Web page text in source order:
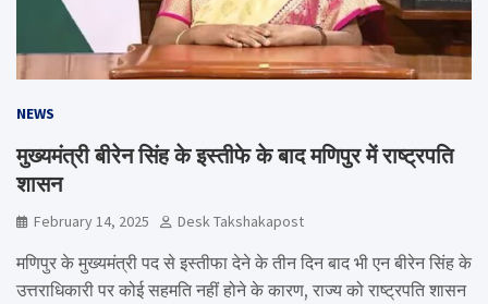
NEWS
मुख्यमंत्री बीरेन सिंह के इस्तीफे के बाद मणिपुर में राष्ट्रपति
शासन
February 14, 2025 Desk Takshakapost
मणिपुर के मुख्यमंत्री पद से इस्तीफा देने के तीन दिन बाद भी एन बीरेन सिंह के
उत्तराधिकारी पर कोई सहमति नहीं होने के कारण, राज्य को राष्ट्रपति शासन